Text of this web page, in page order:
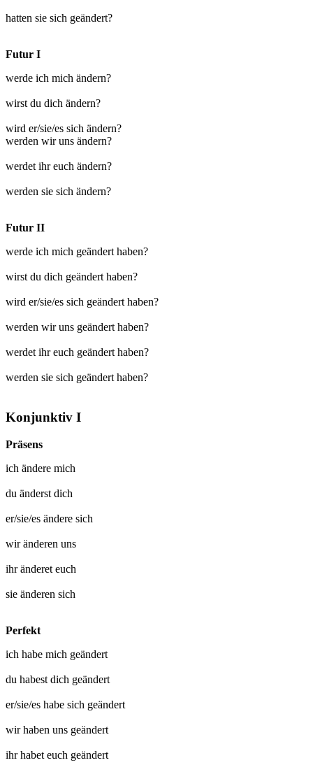
hatten sie sich geändert?
Futur I
werde ich mich ändern?
wirst du dich ändern?
wird er/sie/es sich ändern?
werden wir uns ändern?
werdet ihr euch ändern?
werden sie sich ändern?
Futur II
werde ich mich geändert haben?
wirst du dich geändert haben?
wird er/sie/es sich geändert haben?
werden wir uns geändert haben?
werdet ihr euch geändert haben?
werden sie sich geändert haben?
Konjunktiv I
Präsens
ich ändere mich
du änderst dich
er/sie/es ändere sich
wiränderen uns
ihränderet euch
sie änderen sich
Perfekt
ich habe mich geändert
du habest dich geändert
er/sie/es habe sich geändert
wir haben uns geändert
ihr habet euch geändert